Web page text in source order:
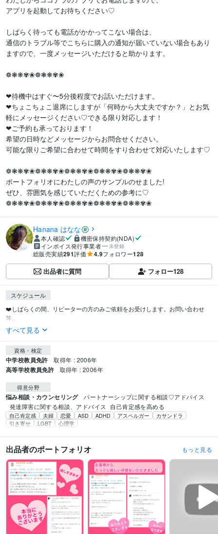
アプリを起動してお待ちください♡
しばらく待っても電話がかかってこない場合は、
通信のトラブル等でこちらに購入の通知が届いていない場合もあり
ますので、一度メッセージいただけると助かります。
❁❃❋✾❀❁❃❋✾❀
❤︎待機中はすぐ〜5分後程度でお話いただけます。
❤︎ちょこちょこ退席にしますが「何時から大丈夫ですか？」とお気
軽にメッセージください♡できる限り対応します！
❤︎ご予約も承っております！
希望の日時などメッセージからお問合せください。
可能な限りご希望に合わせて時間をすり合わせて対応いたします♡
❁❃❋✾❀❁❃❋✾❀❁❃❋✾❀❁❃❋✾❀❁❃❋✾❀
ポートフォリオにわたしの声のサンプルのせました!
ぜひ、雰囲気を感じていただくための参考に♡
❁❃❋✾❀❁❃❋✾❀❁❃❋✾❀❁❃❋✾❀❁❃❋✾❀
Hanana はなな
本人確認
機密保持契約(NDA)
インボイス発行事業者
未登録
総販売実績291評価 4.9フォロワー128
出品者に質問 フォロー128
スケジュール
❤️しばらくの間、リピーターの方のみご依頼をお受けします。お問い合わせ
等...
すべて見る
資格・検定
中学校教員免許 取得年 : 2006年
高等学校教員免許 取得年 : 2006年
得意分野
悩み相談・カウンセリング
パートナーシップに関する相談♡アドバイス
発達障害に関する相談、アドバイス
自己肯定感を高める
自己肯定感 夫婦 恋愛 ASD ADHD アスペルガー
カサンドラ
引き寄せ
LGBT 心理学
出品者のポートフォリオ もっと見る